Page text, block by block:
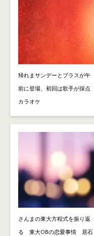
帰れまサンデーとプラスが午
前に登場、初回は歌手が採点
カラオケ
さんまの東大方程式を振り返
る 東大OBの恋愛事情 居石